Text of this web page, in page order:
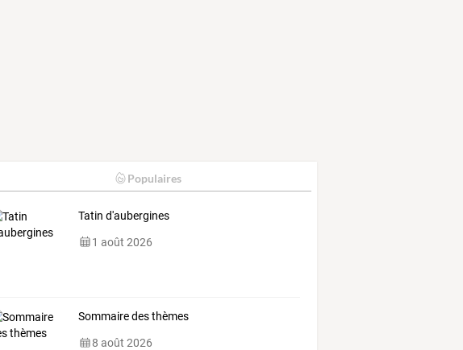
Populaires
Tatin d'aubergines
1 août 2026
Sommaire des thèmes
8 août 2026